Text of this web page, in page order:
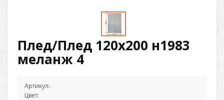
Плед/Плед 120х200 н1983
меланж 4
Артикул:
Цвет: